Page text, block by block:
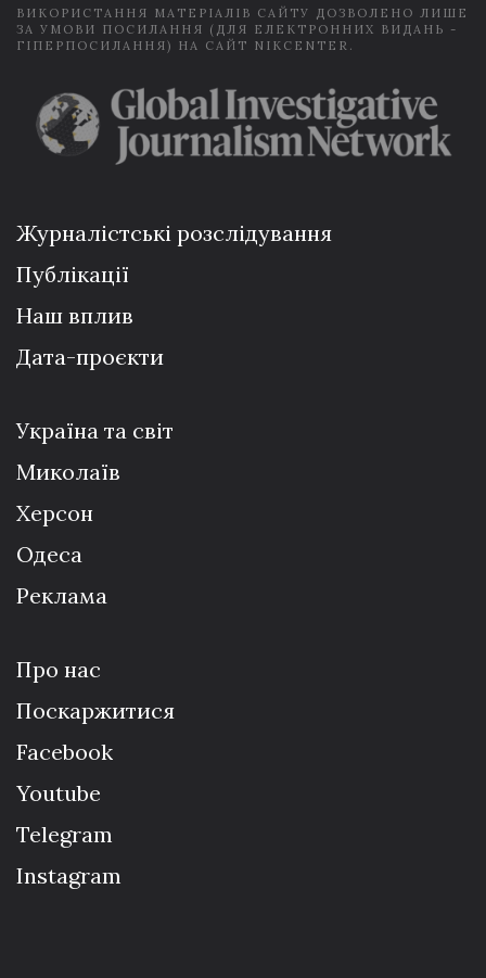
ВИКОРИСТАННЯ МАТЕРІАЛІВ САЙТУ ДОЗВОЛЕНО ЛИШЕ
ЗА УМОВИ ПОСИЛАННЯ (ДЛЯ ЕЛЕКТРОННИХ ВИДАНЬ -
ГІПЕРПОСИЛАННЯ) НА САЙТ NIKCENTER.
Журналістські розслідування
Публікації
Наш вплив
Дата-проєкти
Україна та світ
Миколаїв
Херсон
Одеса
Реклама
Про нас
Поскаржитися
Facebook
Youtube
Telegram
Instagram